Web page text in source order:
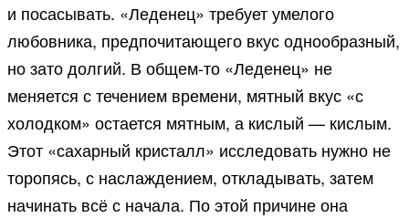
и посасывать. «Леденец» требует умелого
любовника, предпочитающего вкус однообразный,
но зато долгий. В общем-то «Леденец» не
меняется с течением времени, мятный вкус «с
холодком» остается мятным, а кислый — кислым.
Этот «сахарный кристалл» исследовать нужно не
торопясь, с наслаждением, откладывать, затем
начинать всё с начала. По этой причине она